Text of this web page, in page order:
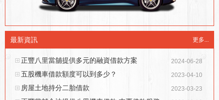
最新資訊 更多...
正豐八里當舖提供多元的融資借款方案 2024-06-28
五股機車借款額度可以到多少？ 2023-04-10
房屋土地持分二胎借款 2023-03-23